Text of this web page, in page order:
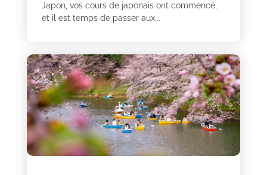
Japon, vos cours de japonais ont commencé,
et il est temps de passer aux...